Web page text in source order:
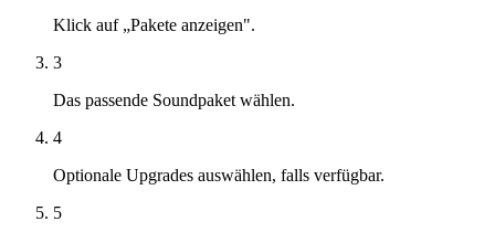
Klick auf „Pakete anzeigen".
3
Das passende Soundpaket wählen.
4
Optionale Upgrades auswählen, falls verfügbar.
5